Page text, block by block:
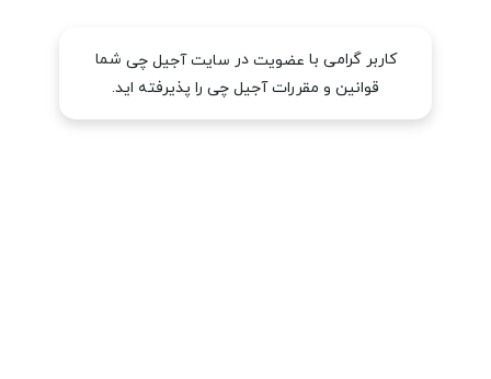
کاربر گرامی با عضویت در سایت آجیل چی شما
قوانین و مقررات آجیل چی را پذیرفته اید.